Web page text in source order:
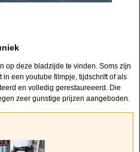
op deze bladzijde te vinden. Soms zijn
een youtube filmpje, tijdschrift of als
en volledig gerestaureeerd. Die
zeer gunstige prijzen aangeboden.